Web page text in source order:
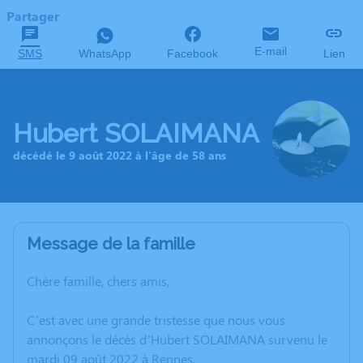
Partager
SMS WhatsApp Facebook E-mail Lien
Hubert SOLAIMANA
décédé le 9 août 2022 à l'âge de 58 ans
Message de la famille
Chère famille, chers amis,
C’est avec une grande tristesse que nous vous
annonçons le décès d’Hubert SOLAIMANA survenu le
mardi 09 août 2022 à Rennes.